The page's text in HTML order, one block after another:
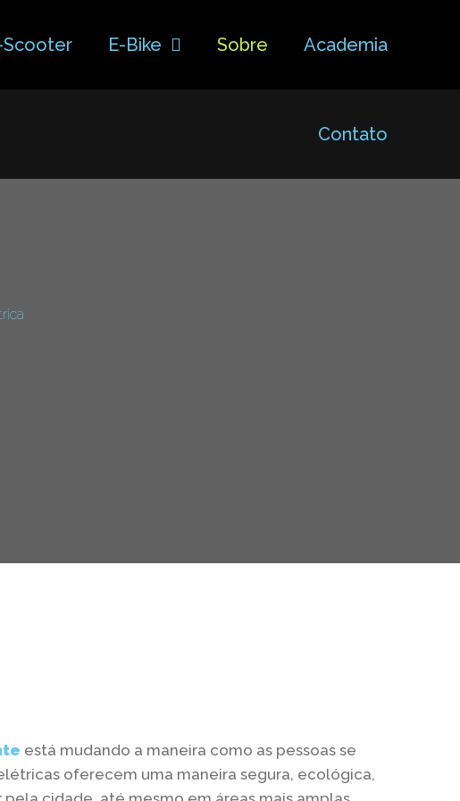
Scooter E-Bike Sobre Academia
Contato
está mudando a maneira como as pessoas se
oferecem uma maneira segura, ecológica,